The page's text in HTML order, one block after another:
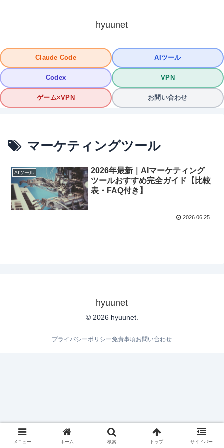
hyuunet
Claude Code AIツール
Codex VPN
ゲーム×VPN お問い合わせ
マーケティングツール
AIツール
2026年最新｜AIマーケティング
ツールおすすめ完全ガイド【比較
表・FAQ付き】
2026.06.25
hyuunet
© 2026 hyuunet.
プライバシーポリシー免責事項お問い合わせ
メニュー ホーム 検索 トップ サイドバー